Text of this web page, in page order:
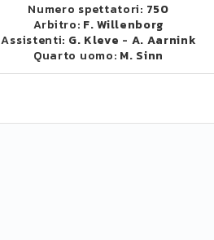
Numero spettatori: 750
Arbitro: F. Willenborg
Assistenti: G. Kleve - A. Aarnink
Quarto uomo: M. Sinn